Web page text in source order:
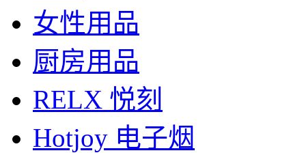
女性用品
厨房用品
RELX 悦刻
Hotjoy 电子烟